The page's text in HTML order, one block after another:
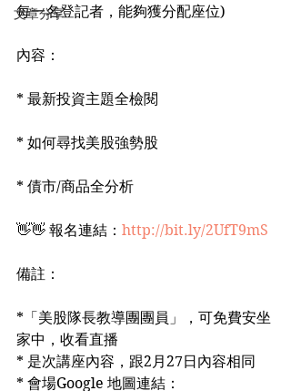
文章分享
每一名登記者，能夠獲分配座位)
內容：
* 最新投資主題全檢閱
* 如何尋找美股強勢股
* 債市/商品全分析
👋👋 報名連結： http://bit.ly/2UfT9mS
備註：
*「美股隊長教導團團員」，可免費安坐
家中，收看直播
* 是次講座內容，跟2月27日內容相同
* 會場Google 地圖連結：